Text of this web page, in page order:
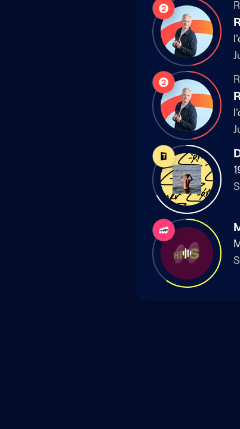
Radio
2
Radio
2
De
Tijdloze
MNM